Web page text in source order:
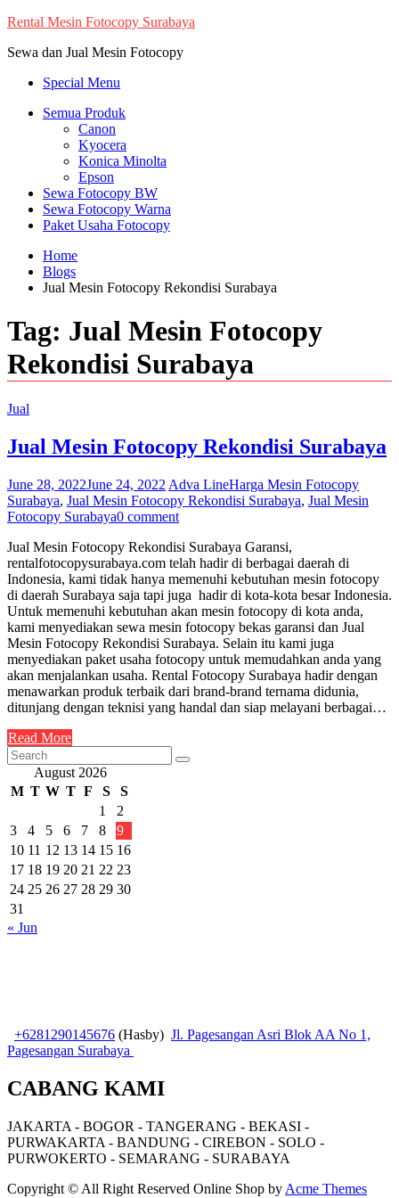
Skip
content
Rental Mesin Fotocopy Surabaya
Sewa dan Jual Mesin Fotocopy
Special Menu
Semua Produk
Canon
Kyocera
Konica Minolta
Epson
Sewa Fotocopy BW
Sewa Fotocopy Warna
Paket Usaha Fotocopy
Home
Blogs
Jual Mesin Fotocopy Rekondisi Surabaya
Tag: Jual Mesin Fotocopy
Rekondisi Surabaya
Jual
Jual Mesin Fotocopy Rekondisi Surabaya
June 28, 2022June 24, 2022 Adva LineHarga Mesin Fotocopy
Surabaya, Jual Mesin Fotocopy Rekondisi Surabaya, Jual Mesin
Fotocopy Surabaya0 comment
Jual Mesin Fotocopy Rekondisi Surabaya Garansi,
rentalfotocopysurabaya.com telah hadir di berbagai daerah di
Indonesia, kami tidak hanya memenuhi kebutuhan mesin fotocopy
di daerah Surabaya saja tapi juga hadir di kota-kota besar Indonesia.
Untuk memenuhi kebutuhan akan mesin fotocopy di kota anda,
kami menyediakan sewa mesin fotocopy bekas garansi dan Jual
Mesin Fotocopy Rekondisi Surabaya. Selain itu kami juga
menyediakan paket usaha fotocopy untuk memudahkan anda yang
akan menjalankan usaha. Rental Fotocopy Surabaya hadir dengan
menawarkan produk terbaik dari brand-brand ternama didunia,
ditunjang dengan teknisi yang handal dan siap melayani berbagai…
Read More
August 2026
M T W T F S
S
1
2
3
4 5 6 7 8
9
10 11 12 13 14 15 16
17 18 19 20 21 22 23
24 25 26 27 28 29 30
31
« Jun
+6281290145676 (Hasby) Jl. Pagesangan Asri Blok AA No 1,
Pagesangan Surabaya
CABANG KAMI
JAKARTA - BOGOR - TANGERANG - BEKASI -
PURWAKARTA - BANDUNG - CIREBON - SOLO -
PURWOKERTO - SEMARANG - SURABAYA
Copyright © All Right Reserved Online Shop by Acme Themes